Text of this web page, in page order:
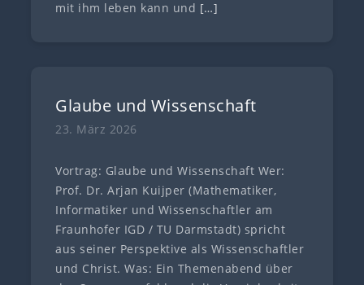
mit ihm leben kann und […]
Glaube und Wissenschaft
23. März 2026
Vortrag: Glaube und Wissenschaft Wer:
Prof. Dr. Arjan Kuijper (Mathematiker,
Informatiker und Wissenschaftler am
Fraunhofer IGD / TU Darmstadt) spricht
aus seiner Perspektive als Wissenschaftler
und Christ. Was: Ein Themenabend über